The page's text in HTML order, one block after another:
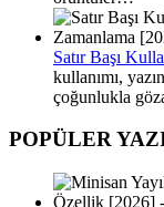
Satır Başı
kullanımı,
çoğunlukla
POPÜLER